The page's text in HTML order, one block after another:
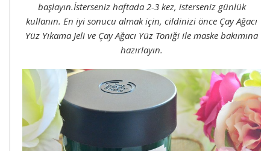
başlayın.İsterseniz haftada 2-3 kez, isterseniz günlük
kullanın. En iyi sonucu almak için, cildinizi önce Çay Ağacı
Yüz Yıkama Jeli ve Çay Ağacı Yüz Toniği ile maske bakımına
hazırlayın.